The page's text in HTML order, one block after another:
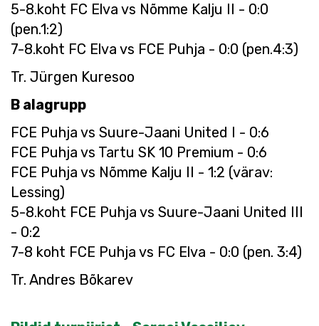
5-8.koht FC Elva vs Nõmme Kalju II - 0:0
(pen.1:2)
7-8.koht FC Elva vs FCE Puhja - 0:0 (pen.4:3)
Tr. Jürgen Kuresoo
B alagrupp
FCE Puhja vs Suure-Jaani United I - 0:6
FCE Puhja vs Tartu SK 10 Premium - 0:6
FCE Puhja vs Nõmme Kalju II - 1:2 (värav:
Lessing)
5-8.koht FCE Puhja vs Suure-Jaani United III
- 0:2
7-8 koht FCE Puhja vs FC Elva - 0:0 (pen. 3:4)
Tr. Andres Bõkarev